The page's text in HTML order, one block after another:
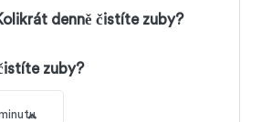
denně čistíte zuby?
zuby?